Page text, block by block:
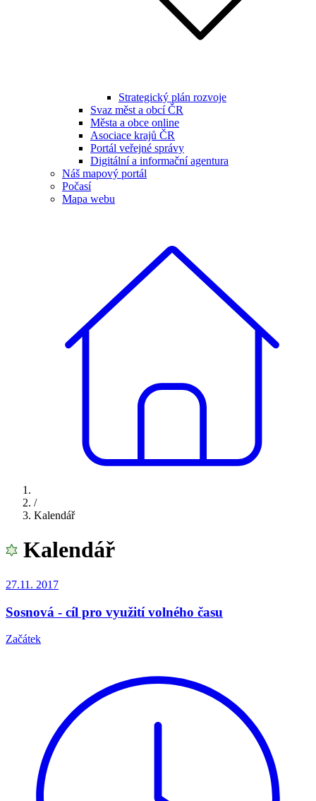
Strategický plán rozvoje
Svaz měst a obcí ČR
Města a obce online
Asociace krajů ČR
Portál veřejné správy
Digitální a informační agentura
Náš mapový portál
Počasí
Mapa webu
/
Kalendář
Kalendář
27.11. 2017
Sosnová - cíl pro využití volného času
Začátek